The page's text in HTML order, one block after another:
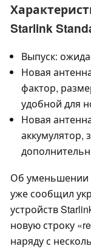
Starlink
Выпуск:
Новая
фактор,
удобной для
Новая
аккумулятор,
Об уменьшении
уже сообщил
устройств
новую строку
наряду с